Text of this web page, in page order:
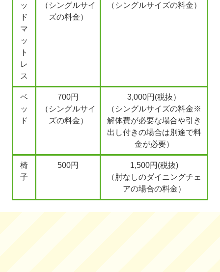
ッ
ド
マ
ッ
ト
レ
ス
（シングルサイ
ズの料金）
（シングルサイズの料金）
ベ
ッ
ド
700円
（シングルサイ
ズの料金）
3,000円(税抜）
（シングルサイズの料金※
解体費が必要な場合や引き
出し付きの場合は別途で料
金が必要）
椅
子
500円
1,500円(税抜)
（肘なしのダイニングチェ
アの場合の料金）